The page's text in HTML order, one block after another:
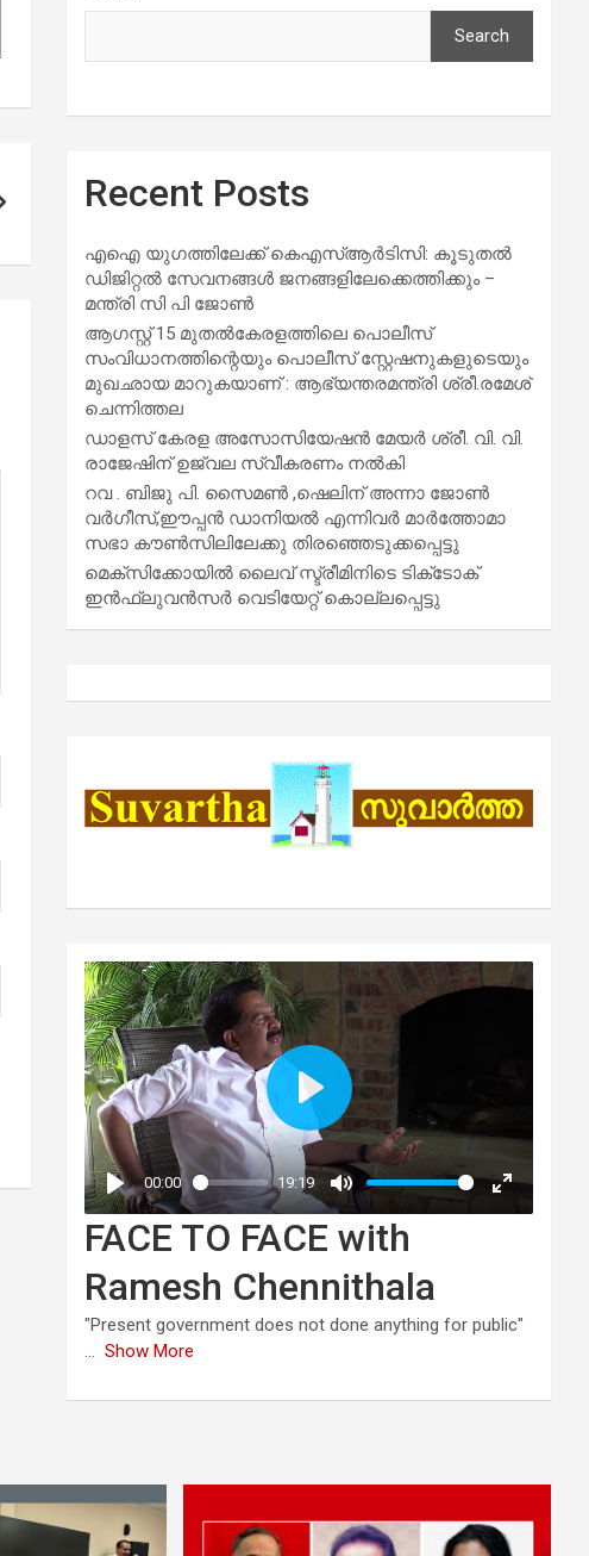
Search
Recent Posts
എഐ യുഗത്തിലേക്ക് കെഎസ്ആർടിസി: കൂടുതൽ
ഡിജിറ്റൽ സേവനങ്ങൾ ജനങ്ങളിലേക്കെത്തിക്കും –
മന്ത്രി സി പി ജോൺ
ആഗസ്റ്റ് 15 മുതല്‍കേരളത്തിലെ പൊലീസ്
സംവിധാനത്തിന്റെയും പൊലീസ് സ്റ്റേഷനുകളുടെയും
മുഖഛായ മാറുകയാണ് : ആഭ്യന്തരമന്ത്രി ശ്രീ.രമേശ്
ചെന്നിത്തല
ഡാളസ് കേരള അസോസിയേഷൻ മേയർ ശ്രീ. വി. വി.
രാജേഷിന് ഉജ്വല സ്വീകരണം നൽകി
റവ . ബിജു പി. സൈമൺ ,ഷെലിന് അന്നാ ജോൺ
വർഗീസ്,ഈപ്പൻ ഡാനിയൽ എന്നിവർ മാർത്തോമാ
സഭാ കൗൺസിലിലേക്കു തിരഞ്ഞെടുക്കപ്പെട്ടു
മെക്സിക്കോയിൽ ലൈവ് സ്ട്രീമിനിടെ ടിക്‌ടോക്
ഇൻഫ്ലുവൻസർ വെടിയേറ്റ് കൊല്ലപ്പെട്ടു
FACE TO FACE with
Ramesh Chennithala
"Present government does not done anything for public"
... Show More